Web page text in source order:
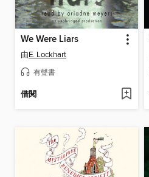
We Were Liars
由E. Lockhart
有聲書
借閱